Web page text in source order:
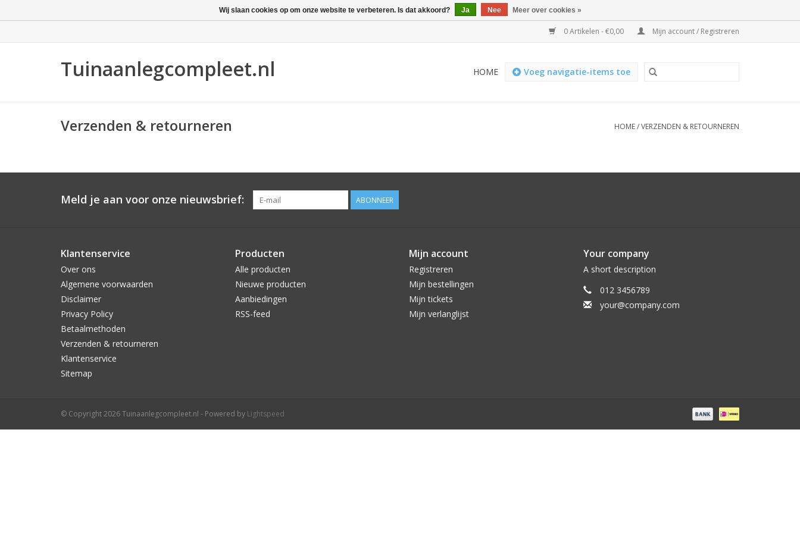
0 Artikelen - €0,00 Mijn account / Registreren
Tuinaanlegcompleet.nl
Stel logo in HOME Voeg navigatie-items toe
Verzenden & retourneren HOME/VERZENDEN & RETOURNEREN
Meld je aan voor onze nieuwsbrief: ABONNEER
Klantenservice
Over ons
Algemene voorwaarden
Disclaimer
Privacy Policy
Betaalmethoden
Verzenden & retourneren
Klantenservice
Sitemap
Producten
Alle producten
Nieuwe producten
Aanbiedingen
RSS-feed
Mijn account
Registreren
Mijn bestellingen
Mijn tickets
Mijn verlanglijst
Your company
A short description
012 3456789
your@company.com
© Copyright 2026 Tuinaanlegcompleet.nl - Powered by Lightspeed
Wij slaan cookies op om onze website te verbeteren. Is dat akkoord? Ja Nee Meer over cookies »